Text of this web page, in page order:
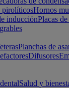
pirolíticosHornos
inducciónPlacas de
Planchas de
Difusores
Salud y